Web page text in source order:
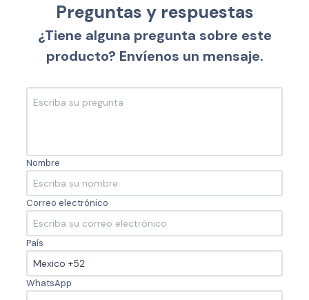
Preguntas y respuestas
¿Tiene alguna pregunta sobre este
producto? Envíenos un mensaje.
Nombre
Correo electrónico
País
WhatsApp